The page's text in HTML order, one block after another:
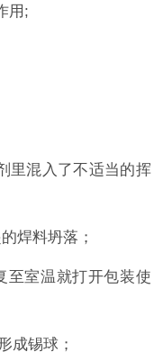
用;
里混入了不适当的挥
焊料坍落；
至室温就打开包装使
成锡球；